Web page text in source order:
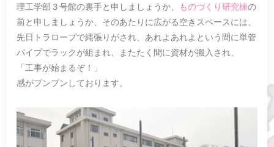
理工学部３号館の裏手と申しましょうか、 ものづくり研究棟の
前と申しましょうか、そのあたりに広がる空きスペースには、
先日トラロープで縄張りがされ、あれよあれよという間に単管
パイプでラックが組まれ、またたく間に資材が搬入され、
「工事が始まるぞ！」
感がプンプンしております。